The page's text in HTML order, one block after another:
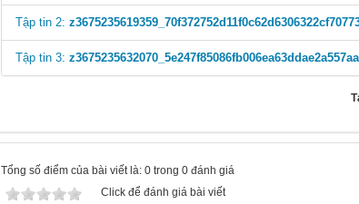
Tập tin 2:
Tập tin 3:
Tổng số điểm của bài viết là: 0 trong 0 đánh giá
Click để đánh giá bài viết